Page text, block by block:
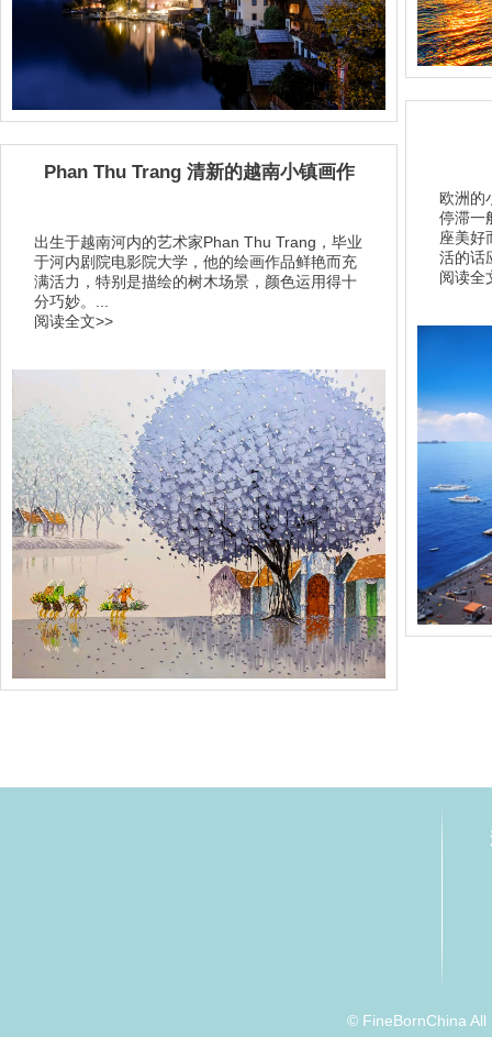
欧洲的
停滞一
座美好
活的话
阅读全
Phan Thu Trang 清新的越南小镇画作
出生于越南河内的艺术家Phan Thu Trang，毕业
于河内剧院电影院大学，他的绘画作品鲜艳而充
满活力，特别是描绘的树木场景，颜色运用得十
分巧妙。...
阅读全文>>
© FineBornChina